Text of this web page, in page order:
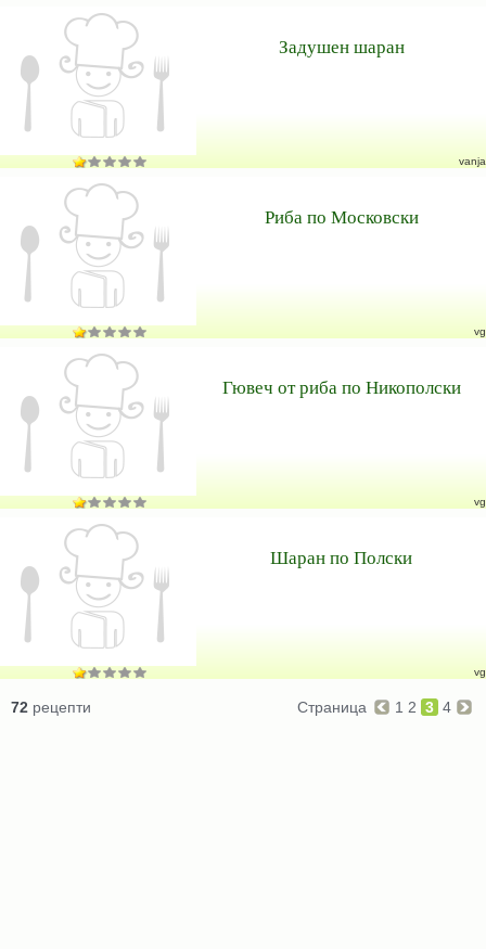
Задушен шаран
vanja
Риба по Московски
vg
Гювеч от риба по Никополски
vg
Шаран по Полски
vg
72 рецепти Страница 1 2 3 4